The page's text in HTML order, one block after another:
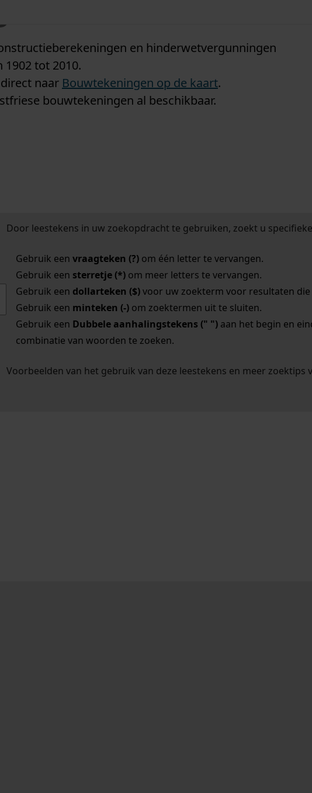
en hinderwetvergunningen
tot 2010.
naar Bouwtekeningen op de kaart.
bouwtekeningen al beschikbaar.
Door leestekens in uw zoekopdracht te gebruiken, zoekt u
Gebruik een vraagteken (?)om één letter te vervangen.
Gebruik een sterretje (*)om meer letters te vervangen.
Gebruik een dollarteken ($)voor uw zoekterm voor resultaten die
Gebruik een minteken (-)om zoektermen uit te sluiten.
Gebruik een Dubbele aanhalingstekens (" ")aan het begin en
combinatie van woorden te zoeken.
Voorbeelden van het gebruik van deze leestekens en meer zoektips